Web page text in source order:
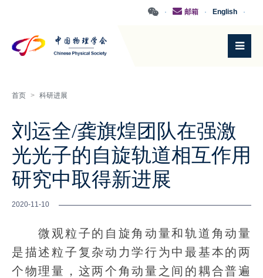
·
English
·
邮箱
·
首页 > 科研进展
刘运全/龚旗煌团队在强激
光光子的自旋轨道相互作用
研究中取得新进展
2020-11-10
微观粒子的自旋角动量和轨道角动量
是描述粒子复杂动力学行为中最基本的两
个物理量，这两个角动量之间的耦合普遍